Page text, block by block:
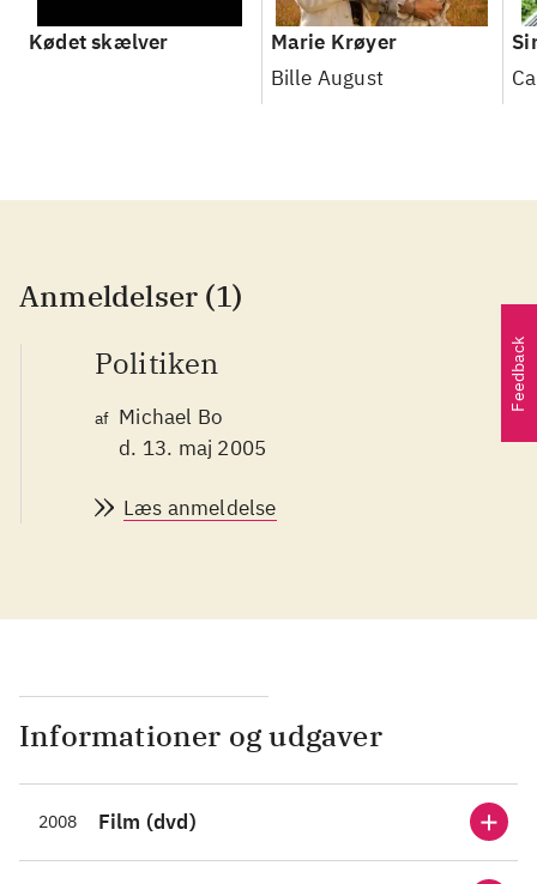
Kødet skælver
Marie Krøyer
Bille August
Anmeldelser (1)
Politiken
af Michael Bo
d. 13. maj 2005
Læs anmeldelse
Informationer og udgaver
2008 Film (dvd)
Feedback